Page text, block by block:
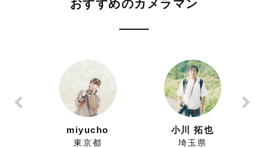
おすすめのカメラマン
miyucho
東京都
小川 拓也
埼玉県